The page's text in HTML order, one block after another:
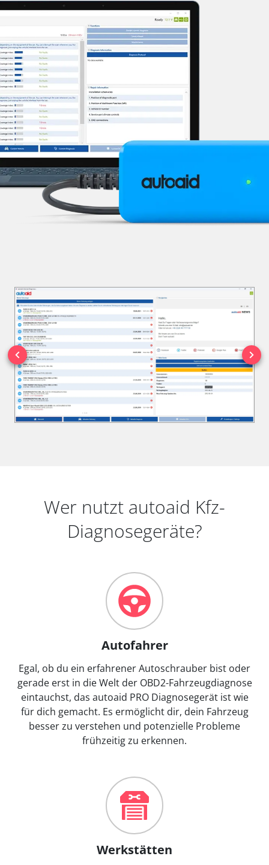
Wer nutzt autoaid Kfz-
Diagnosegeräte?
Autofahrer
Egal, ob du ein erfahrener Autoschrauber bist oder
gerade erst in die Welt der OBD2-Fahrzeugdiagnose
eintauchst, das autoaid PRO Diagnosegerät ist wie
für dich gemacht. Es ermöglicht dir, dein Fahrzeug
besser zu verstehen und potenzielle Probleme
frühzeitig zu erkennen.
Werkstätten